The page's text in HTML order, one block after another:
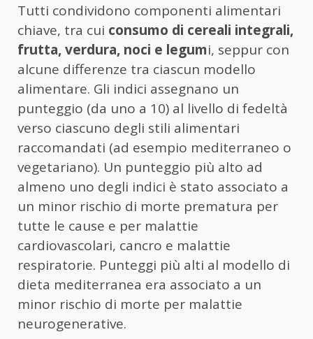
Tutti condividono componenti alimentari
chiave, tra cui consumo di cereali integrali,
frutta, verdura, noci e legumi, seppur con
alcune differenze tra ciascun modello
alimentare. Gli indici assegnano un
punteggio (da uno a 10) al livello di fedeltà
verso ciascuno degli stili alimentari
raccomandati (ad esempio mediterraneo o
vegetariano). Un punteggio più alto ad
almeno uno degli indici è stato associato a
un minor rischio di morte prematura per
tutte le cause e per malattie
cardiovascolari, cancro e malattie
respiratorie. Punteggi più alti al modello di
dieta mediterranea era associato a un
minor rischio di morte per malattie
neurogenerative.